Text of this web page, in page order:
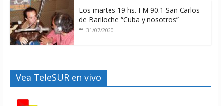
Los martes 19 hs. FM 90.1 San Carlos
de Bariloche “Cuba y nosotros”
31/07/2020
Vea TeleSUR en vivo